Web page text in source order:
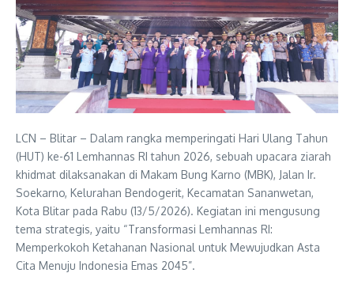
LCN – Blitar – Dalam rangka memperingati Hari Ulang Tahun
(HUT) ke-61 Lemhannas RI tahun 2026, sebuah upacara ziarah
khidmat dilaksanakan di Makam Bung Karno (MBK), Jalan Ir.
Soekarno, Kelurahan Bendogerit, Kecamatan Sananwetan,
Kota Blitar pada Rabu (13/5/2026). Kegiatan ini mengusung
tema strategis, yaitu “Transformasi Lemhannas RI:
Memperkokoh Ketahanan Nasional untuk Mewujudkan Asta
Cita Menuju Indonesia Emas 2045”.